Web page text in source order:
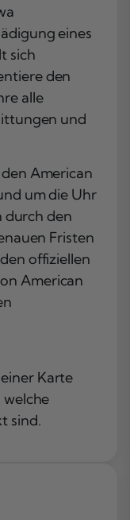
eines
sich
den
alle
und
American
um die Uhr
durch den
Fristen
offiziellen
American
Karte
welche
sind.